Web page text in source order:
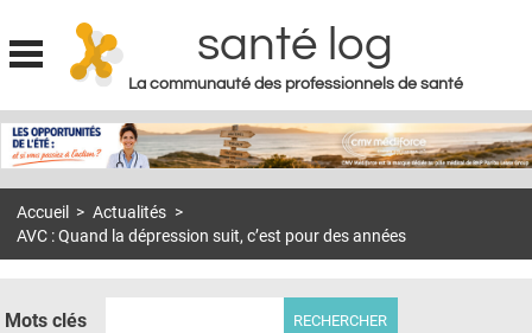
Jump to navigation
santé log
La communauté des professionnels de santé
MON COMPTE
S'ABONNER À LA REVUE SOIN À DOMICILE
DOSSIERS
Accueil > Actualités >
AVC : Quand la dépression suit, c’est pour des années
Mots clés